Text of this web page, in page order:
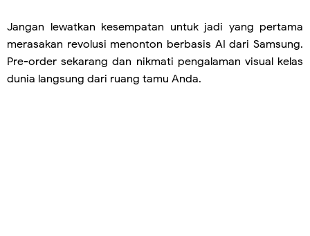
Jangan lewatkan kesempatan untuk jadi yang pertama
merasakan revolusi menonton berbasis AI dari Samsung.
Pre-order sekarang dan nikmati pengalaman visual kelas
dunia langsung dari ruang tamu Anda.